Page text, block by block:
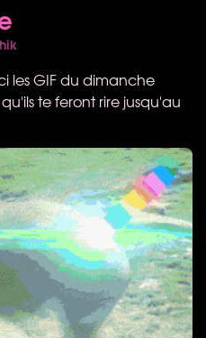
lesGIFdu dimanche
te feront rire jusqu'au